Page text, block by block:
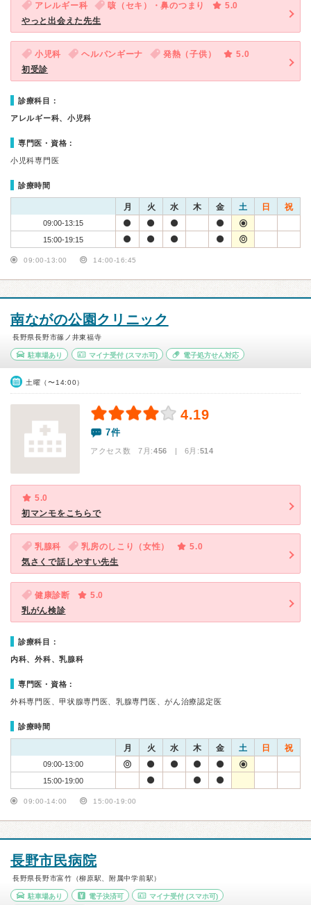
アレルギー科 咳（セキ）・鼻のつまり
5.0
やっと出会えた先生
小児科 ヘルパンギーナ 発熱（子供）
5.0
初受診
診療科目：
アレルギー科、小児科
専門医・資格：
小児科専門医
診療時間
月 火 水 木 金 土 日 祝
09:00-13:15
15:00-19:15
09:00-13:00 14:00-16:45
南ながの公園クリニック
長野県長野市篠ノ井東福寺
駐車場あり マイナ受付(スマホ可) 電子処方せん対応
土曜（〜14:00）
4.19
7件
アクセス数 7月:456 | 6月:514
5.0
初マンモをこちらで
乳腺科 乳房のしこり（女性）
5.0
気さくで話しやすい先生
健康診断
5.0
乳がん検診
診療科目：
内科、外科、乳腺科
専門医・資格：
外科専門医、甲状腺専門医、乳腺専門医、がん治療認定医
診療時間
月 火 水 木 金 土 日 祝
09:00-13:00
15:00-19:00
09:00-14:00 15:00-19:00
長野市民病院
長野県長野市富竹（柳原駅、附属中学前駅）
駐車場あり 電子決済可 マイナ受付 (スマホ可)